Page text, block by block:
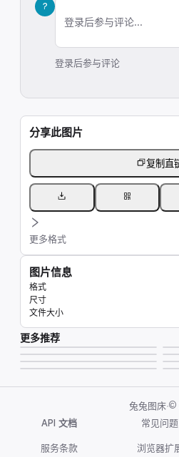
?
登录后参与评论...
登录后参与评论
分享此图片
复制直
更多格式
图片信息
格式
尺寸
文件大小
更多推荐
7.5K
16K
7.8K
兔兔图床·©
API 文档
常见问题
服务条款 浏览器扩